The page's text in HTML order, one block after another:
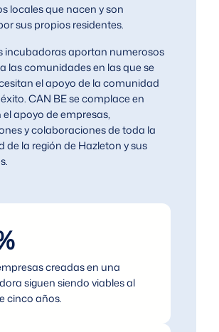
locales que nacen y son
sus propios residentes.
incubadoras aportan numerosos
las comunidades en las que se
el apoyo de la comunidad
CAN BE se complace en
apoyo de empresas,
y colaboraciones de toda la
de la región de Hazleton y sus
creadas en una
siguen siendo viables al
cinco años.